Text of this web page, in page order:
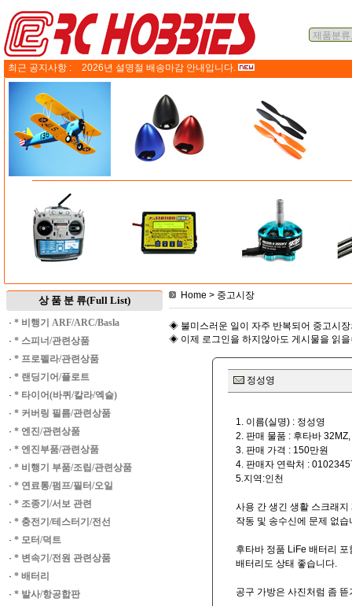
최근 공지사항 : 2026년 설명절 배송마감 안내입니다.
상 품 분 류(Full List)
· * 비행기 ARF/ARC/Basla
· * 스피너/관련상품
· * 프로펠라/관련상품
· * 랜딩기어/플로트
· * 타이어(바퀴/칼라/엑슬)
· * 커버링 필름/관련상품
· * 엔진/관련상품
· * 엔진부품/관련상품
· * 비행기 부품/조립/관련상품
· * 연료통/펌프/필터/오일
· * 조종기/서보 관련
· * 충전기/테스터기/전선
· * 모터/덕트
· * 변속기/전원 관련상품
· * 배터리
· * 발사/항공합판
Home > 중고시장
◈ 불미스러운 일이 자주 반복되어 중고시
◈ 이제 로그인을 하지않아도 게시물을 읽
정성영
1. 이름(실명) : 정성영
2. 판매 물품 : 후타바
3. 판매 가격 : 150만원
4. 판매자 연락처 :
5.지역:인천
사용 간 생긴 생활 스크래지
작동 및 송수신에 문제 없습
후타바 정품 LiFe 배터리 포
배터리도 상태 좋습니다.
공구 가방은 사진처럼 좀 뜯